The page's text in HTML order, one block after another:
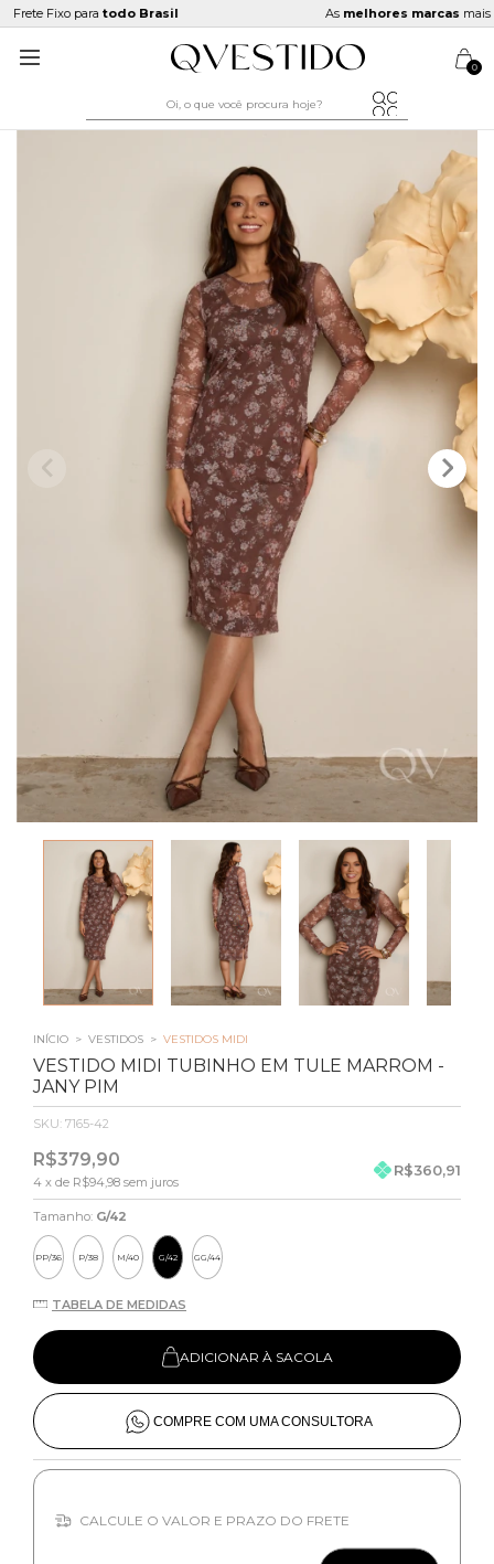
Fixo paratodo Brasil Asmelhores marcasmais
0
INÍCIO > VESTIDOS > VESTIDOS MIDI
VESTIDO MIDI TUBINHO EM TULE MARROM -
JANY PIM
SKU: 7165-42
R$379,90
4 x de R$94,98 sem juros
R$360,91
Tamanho: G/42
PP/36 P/38 M/40 G/42 GG/44
TABELA DE MEDIDAS
ADICIONAR À SACOLA
COMPRE COM UMA CONSULTORA
CALCULE O VALOR E PRAZO DO FRETE